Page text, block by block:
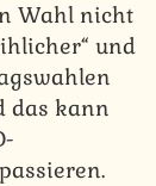
Wahl nicht
und
das kann